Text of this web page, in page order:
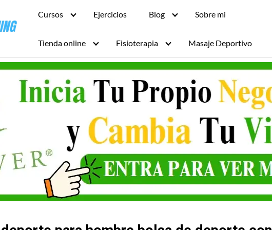
Cursos Ejercicios Blog Sobre mi
Tienda online Fisioterapia Masaje Deportivo